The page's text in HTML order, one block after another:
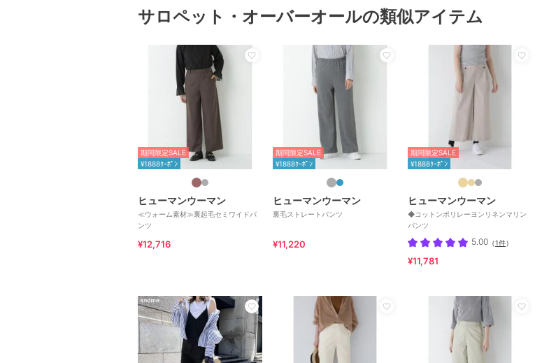
サロペット・オーバーオールの類似アイテム
期間限定SALE
¥1888ｸｰﾎﾟﾝ
ヒューマンウーマン
≪ウォーム素材≫裏起毛セミワイドパ
ンツ
¥12,716
期間限定SALE
¥1888ｸｰﾎﾟﾝ
ヒューマンウーマン
裏毛ストレートパンツ
¥11,220
期間限定SALE
¥1888ｸｰﾎﾟﾝ
ヒューマンウーマン
◆コットンポリレーヨンリネンマリン
パンツ
5.00 （1件）
¥11,781